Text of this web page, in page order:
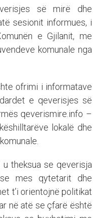
së mirë dhe
sesionit informues, i
e Gjilanit, me
komunale nga
ofrimi i informatave
e qeverisjes së
qeverismire.info –
lokalë dhe
theksua se qeverisja
mes qytetarit dhe
t’i orientojnë politikat
në atë se çfarë është